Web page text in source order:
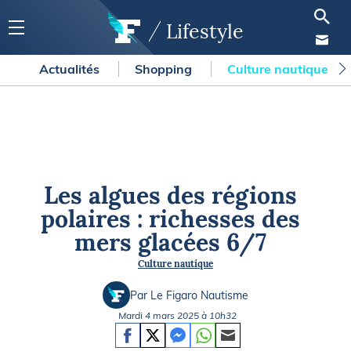
Lifestyle
Actualités Shopping Culture nautique
Les algues des régions
polaires : richesses des
mers glacées 6/7
Culture nautique
Par Le Figaro Nautisme
Mardi 4 mars 2025 à 10h32